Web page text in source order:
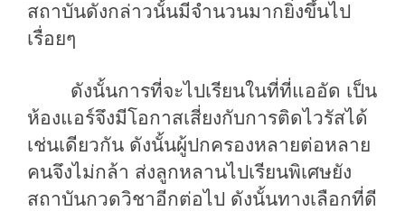
สถาบันดังกล่าวนั้นมีจำนวนมากยิ่งขึ้นไป
เรื่อยๆ
ดังนั้นการที่จะไปเรียนในที่ที่แออัด เป็น
ห้องแอร์จึงมีโอกาสเสี่ยงกับการติดไวรัสได้
เช่นเดียวกัน ดังนั้นผู้ปกครองหลายต่อหลาย
คนจึงไม่กล้า ส่งลูกหลานไปเรียนพิเศษยัง
สถาบันกวดวิชาอีกต่อไป ดังนั้นทางเลือกที่ดี